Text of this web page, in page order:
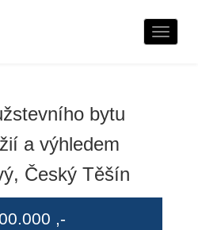
bytu
a výhledem
Český Těšín
,-